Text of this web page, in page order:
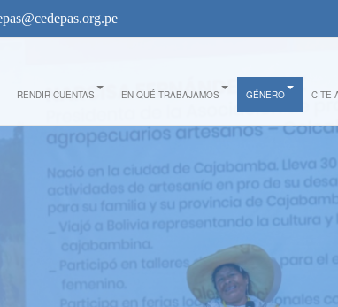
RENDIR CUENTAS EN QUÉ TRABAJAMOS GÉNERO CITE